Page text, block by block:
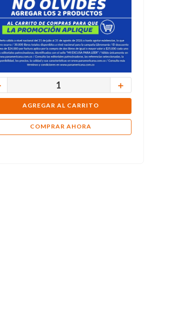
＋
AGREGAR AL CARRITO
COMPRAR AHORA